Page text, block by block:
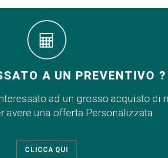
A UN PREVENTIVO ?
ad un grosso acquisto di
avere una offerta Personalizzata
CLICCA QUI